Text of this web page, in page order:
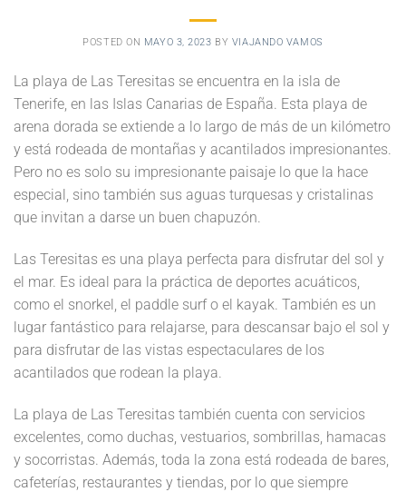
POSTED ON MAYO 3, 2023 BY VIAJANDO VAMOS
La playa de Las Teresitas se encuentra en la isla de
Tenerife, en las Islas Canarias de España. Esta playa de
arena dorada se extiende a lo largo de más de un kilómetro
y está rodeada de montañas y acantilados impresionantes.
Pero no es solo su impresionante paisaje lo que la hace
especial, sino también sus aguas turquesas y cristalinas
que invitan a darse un buen chapuzón.
Las Teresitas es una playa perfecta para disfrutar del sol y
el mar. Es ideal para la práctica de deportes acuáticos,
como el snorkel, el paddle surf o el kayak. También es un
lugar fantástico para relajarse, para descansar bajo el sol y
para disfrutar de las vistas espectaculares de los
acantilados que rodean la playa.
La playa de Las Teresitas también cuenta con servicios
excelentes, como duchas, vestuarios, sombrillas, hamacas
y socorristas. Además, toda la zona está rodeada de bares,
cafeterías, restaurantes y tiendas, por lo que siempre